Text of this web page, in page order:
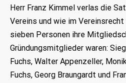
Herr Franz Kimmel verlas die
Vereins und wie im
sieben Personen ihre
Gründungsmitglieder waren:
Fuchs, Walter Appenzeller,
Fuchs, Georg Braungardt und